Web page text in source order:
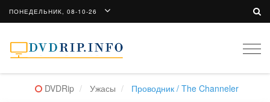
ПОНЕДЕЛЬНИК, 08-10-26
DVDRip Ужасы Проводник / The Channeler